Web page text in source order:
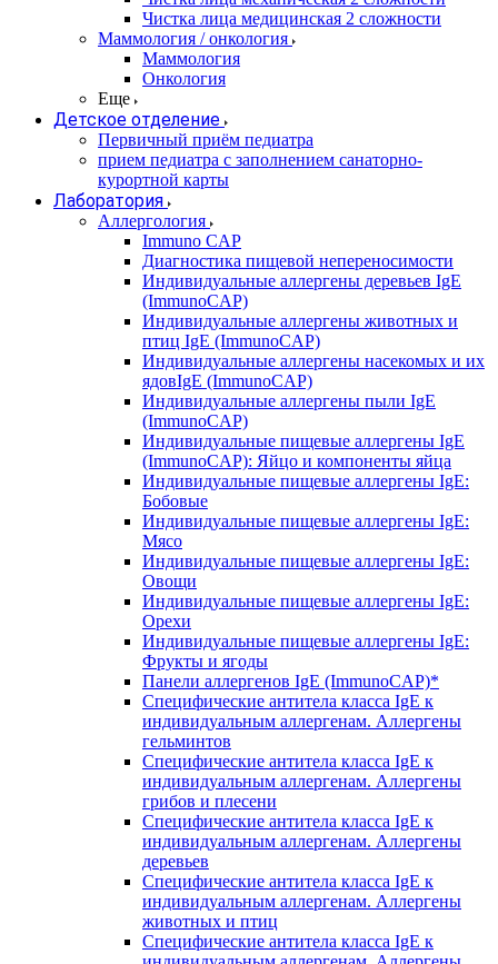
Чистка лица медицинская 2 сложности
Маммология / онкология
Маммология
Онкология
Еще
Детское отделение
Первичный приём педиатра
прием педиатра с заполнением санаторно-
курортной карты
Лаборатория
Аллергология
Immuno CAP
Диагностика пищевой непереносимости
Индивидуальные аллергены деревьев IgE
(ImmunoCAP)
Индивидуальные аллергены животных и
птиц IgE (ImmunoCAP)
Индивидуальные аллергены насекомых и их
ядовIgE (ImmunoCAP)
Индивидуальные аллергены пыли IgE
(ImmunoCAP)
Индивидуальные пищевые аллергены IgE
(ImmunoCAP): Яйцо и компоненты яйца
Индивидуальные пищевые аллергены IgE:
Бобовые
Индивидуальные пищевые аллергены IgE:
Мясо
Индивидуальные пищевые аллергены IgE:
Овощи
Индивидуальные пищевые аллергены IgE:
Орехи
Индивидуальные пищевые аллергены IgE:
Фрукты и ягоды
Панели аллергенов IgE (ImmunoCAP)*
Специфические антитела класса IgE к
индивидуальным аллергенам. Аллергены
гельминтов
Специфические антитела класса IgE к
индивидуальным аллергенам. Аллергены
грибов и плесени
Специфические антитела класса IgE к
индивидуальным аллергенам. Аллергены
деревьев
Специфические антитела класса IgE к
индивидуальным аллергенам. Аллергены
животных и птиц
Специфические антитела класса IgE к